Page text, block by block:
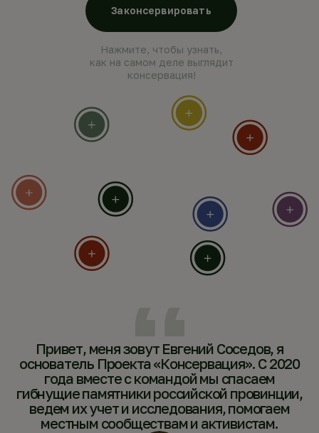
Законсервировать
Нажмите, чтобы узнать,
как на самом деле выглядит
консервация!
Привет, меня зовут Евгений Соседов, я
основатель Проекта «Консервация». С 2020
года вместе с командой мы спасаем
гибнущие памятники российской провинции,
ведем их учет и исследования, помогаем
местным сообществам и активистам.